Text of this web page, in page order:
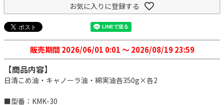
お気に入りに登録する
販売期間 2026/06/01 0:01〜 2026/08/19 23:59
【商品内容】
日清こめ油・キャノーラ油・綿実油各350g×各2
■型番：KMK-30